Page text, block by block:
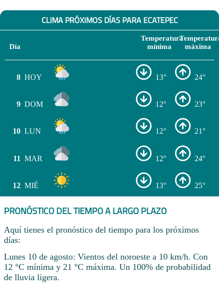
CLIMA PRÓXIMOS DÍAS PARA ECATEPEC
Día
Temperatura
mínima
máxima
8 HOY 13° 24°
9 DOM 12° 23°
10 LUN 12° 21°
11 MAR 12° 24°
12 MIÉ 13° 25°
PRONÓSTICO DEL TIEMPO A LARGO PLAZO
Aquí tienes el pronóstico del tiempo para los próximos
días:
Lunes 10 de agosto: Vientos del noroeste a 10 km/h. Con
12 °C mínima y 21 °C máxima. Un 100% de probabilidad
de lluvia ligera.